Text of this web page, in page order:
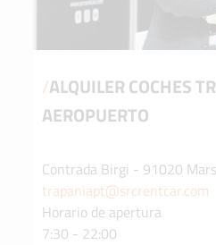
/ALQUILER COCHES
AEROPUERTO
Contrada Birgi - 91020
trapaniapt@srcrentcar.com
Horario de apertura
7:30 - 22:00